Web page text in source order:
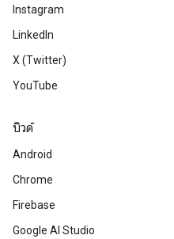
Instagram
LinkedIn
X (Twitter)
YouTube
บิวด์
Android
Chrome
Firebase
Google AI Studio